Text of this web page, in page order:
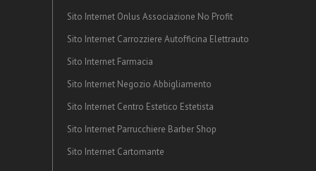
Sito Internet Onlus Associazione No Profit
Sito Internet Carrozziere Autofficina Elettrauto
Sito Internet Farmacia
Sito Internet Negozio Abbigliamento
Sito Internet Centro Estetico Estetista
Sito Internet Parrucchiere Barber Shop
Sito Internet Cartomante